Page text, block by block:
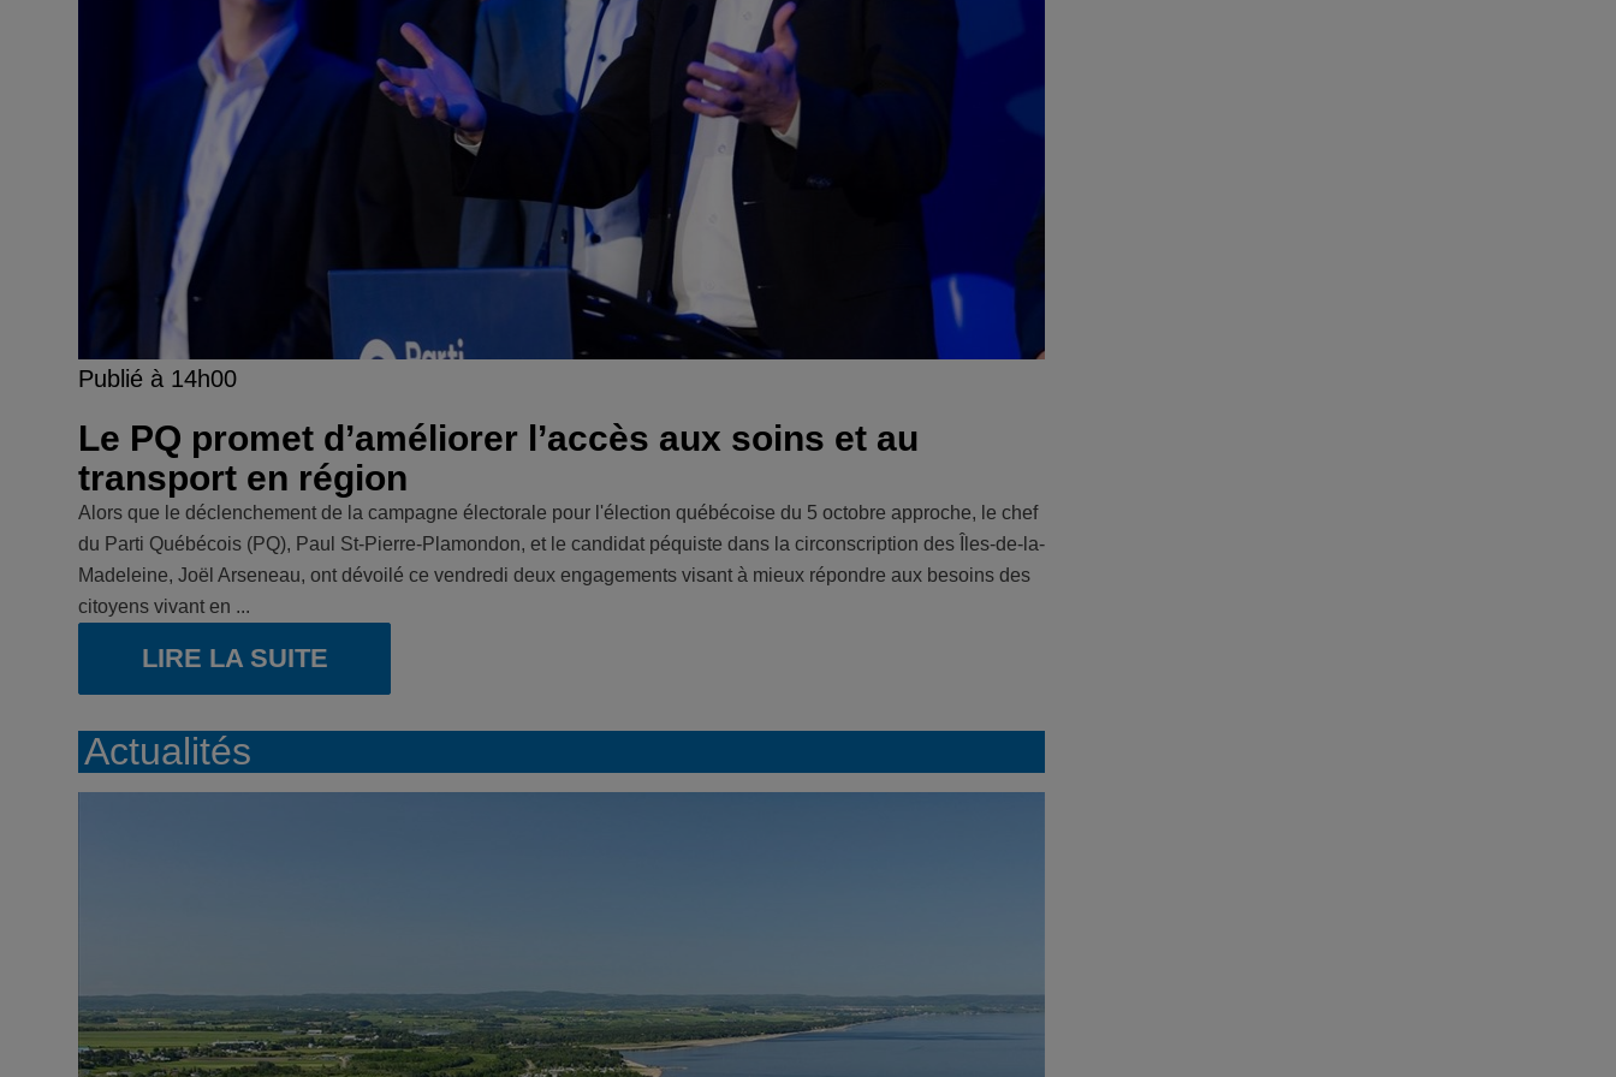
Publié à 14h00
Le PQ promet d’améliorer l’accès aux soins et au
transport en région
Alors que le déclenchement de la campagne électorale pour l'élection québécoise du 5 octobre approche, le chef
du Parti Québécois (PQ), Paul St-Pierre-Plamondon, et le candidat péquiste dans la circonscription des Îles-de-la-
Madeleine, Joël Arseneau, ont dévoilé ce vendredi deux engagements visant à mieux répondre aux besoins des
citoyens vivant en ...
LIRE LA SUITE
Actualités